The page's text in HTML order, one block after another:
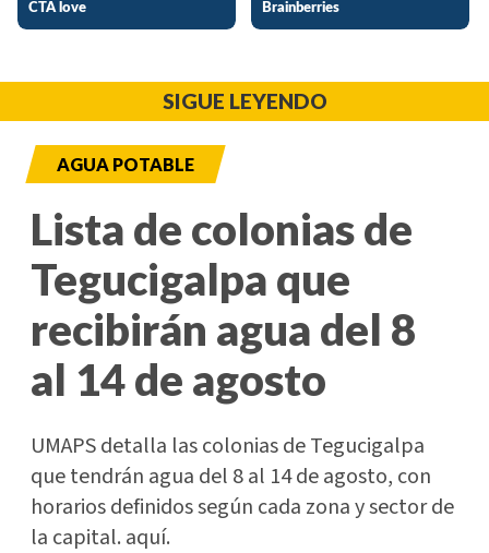
SIGUE LEYENDO
AGUA POTABLE
Lista de colonias de
Tegucigalpa que
recibirán agua del 8
al 14 de agosto
UMAPS detalla las colonias de Tegucigalpa
que tendrán agua del 8 al 14 de agosto, con
horarios definidos según cada zona y sector de
la capital. aquí.